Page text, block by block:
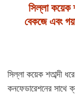
সিল্লা কয়েক
বেকজে এবং
সিল্লা কয়েক শতাব্দী
কনফেডারেশনের সাথে